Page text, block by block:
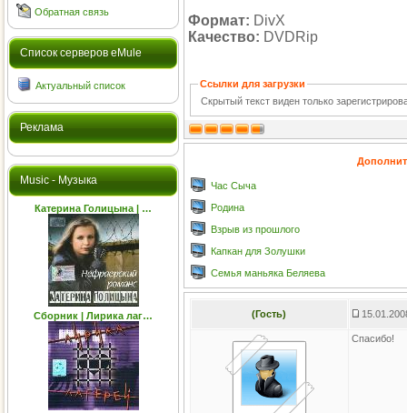
Обратная связь
Cписок серверов eMule
Актуальный список
Реклама
Music - Музыка
Катерина Голицына | …
Сборник | Лирика лаг…
Формат: DivX
Качество: DVDRip
Ссылки для загрузки
Скрытый текст виден только
Час Сыча
Родина
Взрыв из прошлого
Капкан для Золушки
Семья маньяка Беляева
(Гость)
Спасибо!